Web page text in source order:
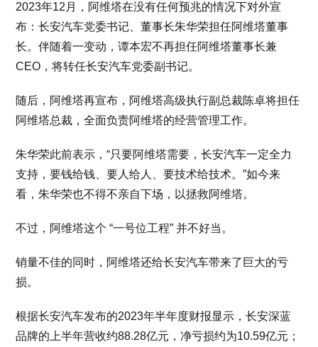
2023年12月，阿维塔在没有任何预兆的情况下对外宣
布：长安汽车党委书记、董事长朱华荣担任阿维塔董事
长。伴随着一变动，谭本宏不再担任阿维塔董事长兼
CEO，将转任长安汽车党委副书记。
随后，阿维塔再宣布，阿维塔高级执行副总裁陈卓将担任
阿维塔总裁，全面负责阿维塔的经营管理工作。
朱华荣此前表示，“只要阿维塔需要，长安汽车一定全力
支持，要钱给钱、要人给人、要技术给技术。”如今来
看，朱华荣也不得不亲自下场，以拯救阿维塔。
不过，阿维塔这个 “一号位工程” 并不好当。
销量不佳的同时，阿维塔还给长安汽车带来了巨大的亏
损。
根据长安汽车发布的2023年半年度财报显示，长安深蓝
品牌的上半年营收约88.28亿元，净亏损约为10.59亿元；